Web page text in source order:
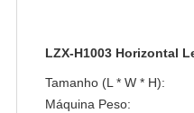
LZX-H1003 Horizontal
Tamanho (L * W * H):
Máquina Peso: